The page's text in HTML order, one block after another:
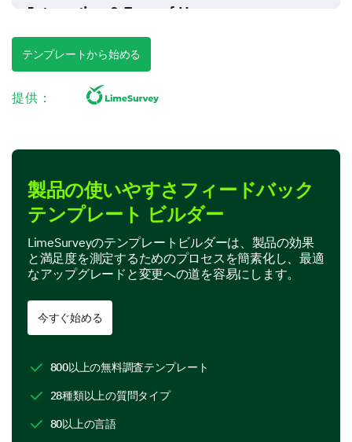
Interaction & Ease of Use
We’re interested in how you interact with our product
and the ease of use.
How easy is it to do the following tasks on our
product?(5 being the easiest and 1 the
1 2
3
Find product information
Navigate through different sections
Purchase a product
Share product information
Were there any tasks that were particularly
テンプレートから始める
提供：
製品の使いやすさフィードバック
テンプレート ビルダー
LimeSurveyのテンプレートビルダーは、製品の効果
と満足度を測定するためのプロセスを簡素化し、最適
なアップグレードと変更への道を容易にします。
今すぐ始める
800以上の無料調査テンプレート
28種類以上の質問タイプ
80以上の言語